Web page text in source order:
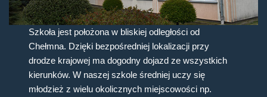
Szkoła jest położona w bliskiej odległości od
Chełmna. Dzięki bezpośredniej lokalizacji przy
drodze krajowej ma dogodny dojazd ze wszystkich
kierunków. W naszej szkole średniej uczy się
młodzież z wielu okolicznych miejscowości np.